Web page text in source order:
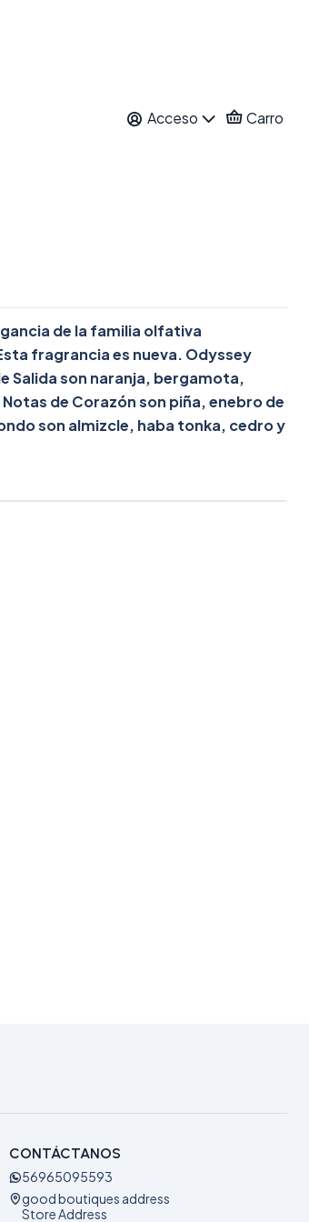
Acceso Carro
100 ML
de la familia olfativa
fragrancia es nueva. Odyssey
Salida son naranja, bergamota,
de Corazón son piña, enebro de
son almizcle, haba tonka, cedro y
CONTÁCTANOS
56965095593
good boutiques address
Store Address